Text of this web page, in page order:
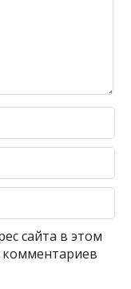
сайта в этом